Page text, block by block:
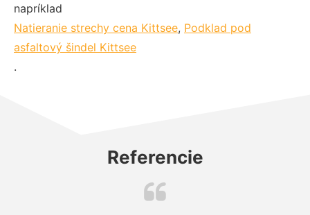
napríklad
Natieranie strechy cena Kittsee, Podklad pod
asfaltový šindel Kittsee
.
Referencie